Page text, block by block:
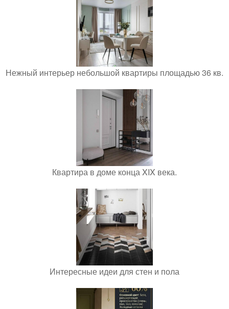
Нежный интерьер небольшой квартиры площадью 36 кв.
Квартира в доме конца XIX века.
Интересные идеи для стен и пола